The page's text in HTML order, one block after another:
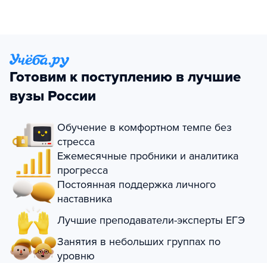
Готовим к поступлению в лучшие
вузы России
Обучение в комфортном темпе без
стресса
Ежемесячные пробники и аналитика
прогресса
Постоянная поддержка личного
наставника
Лучшие преподаватели-эксперты ЕГЭ
Занятия в небольших группах по
уровню